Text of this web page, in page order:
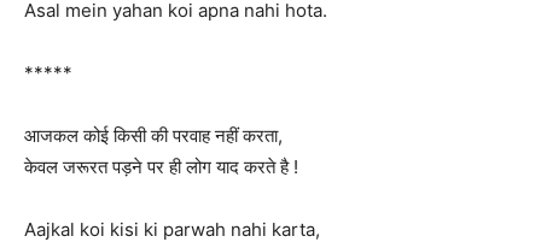
Asal mein yahan koi apna nahi hota.
*****
आजकल कोई किसी की परवाह नहीं करता,
केवल जरूरत पड़ने पर ही लोग याद करते है !
Aajkal koi kisi ki parwah nahi karta,